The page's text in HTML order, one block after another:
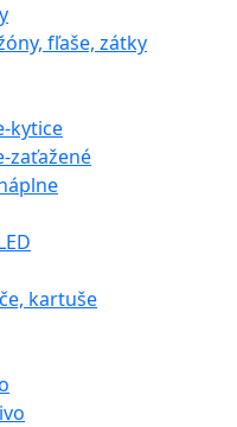
fľaše, zátky
kytice
zaťažené
kartuše